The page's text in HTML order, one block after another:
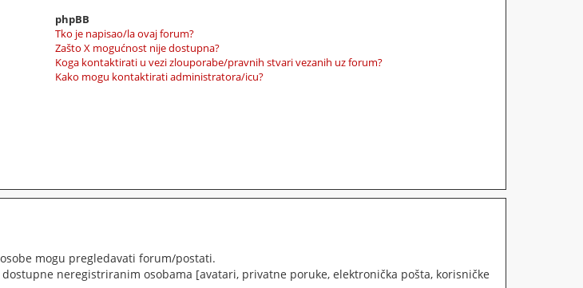
phpBB
Tko je napisao/la ovaj forum?
Zašto X mogućnost nije dostupna?
Koga kontaktirati u vezi zlouporabe/pravnih stvari vezanih uz forum?
Kako mogu kontaktirati administratora/icu?
mogu pregledavati forum/postati.
neregistriranim osobama [avatari, privatne poruke, elektronička pošta, korisničke